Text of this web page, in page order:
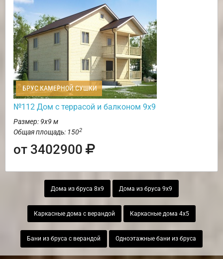
БРУС КАМЕРНОЙ СУШКИ
№112 Дом с террасой и балконом 9х9
Размер: 9х9 м
Общая площадь: 1502
от 3402900
Дома из бруса 8х9 Дома из бруса 9х9
Каркасные дома с верандой Каркасные дома 4х5
Бани из бруса с верандой Одноэтажные бани из бруса